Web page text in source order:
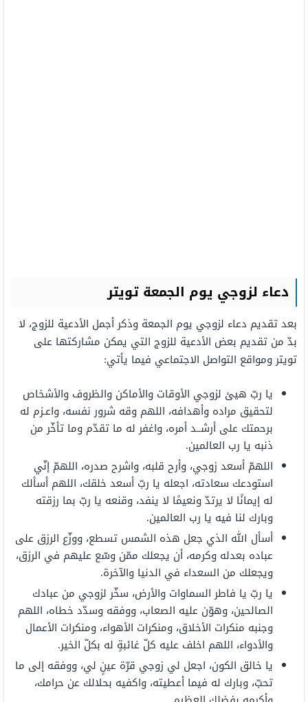
دعاء لزوجي يوم الجمعة تويتر
بعد تقديم دعاء لزوجي يوم الجمعة وذكر أجمل الأدعية للزوج، لا
بدّ من تقديم بعض الأدعية للزوج التي يمكن مشاركتها على
تويتر ومواقع التواصل الاجتماعي فيما يأتي:
يا ربّ هيئ لزوجي الأوقات والأماكن والظروف والأشخاص
لتحقيق مراده وأهدافه، اللهم وقه شرور نفسه، واعـزم له
برحمتك على أرشــد أمره، واغفر له ما تقدّم وما تأخّر من
ذنبه يا رب العالمين.
اللهمّ أسعد زوجي، وأرح قلبه، واشرح صدره، اللهمّ إنّي
استودعك سعادته، اجعله يا ربّ أسعد خلقك، اللهم أسألك
له إيمانًا لا يرتدّ ونعيمًا لا ينفد، وقنعه يا ربّ بما رزقته
وبارك لنا فيه يا رب العالمين.
أسأل الله الذي جعل هذه الشمس تسطع، ووزّع الرزق على
عباده بعدله وكرمه، أن يجعلك ممّن وسّع عليهم في الرزق،
ويجعلك من السعداء في الدنيا والآخرة.
يا ربّ يا فاطر السماوات والأرض، سخّر لزوجي من عبادك
الصالحين، وهوّن عليه الصعاب، ووفقه وسدّد خطاه، اللهم
وجنبه منكرات الأخلاق، ومنكرات الأهواء، ومنكرات الأعمال
والأدواء، اللهم اخلف عليه كلّ غائبةٍ له بكلّ الخير.
يا خالق الكون، اجعل لي زوجي قرّة عينٍ لي، ووفقه إلى ما
تحبّ، وبارك له فيما أعطيته، واكفيه بحلالك عن حرامك،